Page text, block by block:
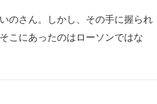
のさん。しかし、その手に握られ
こにあったのはローソンではな